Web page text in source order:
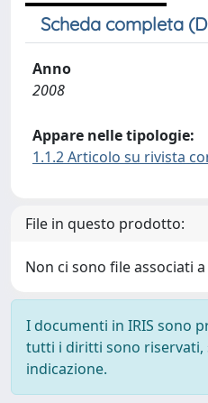
Scheda completa
Anno
2008
Appare nelle tipologie:
1.1.2 Articolo su rivista
File in questo prodotto:
Non ci sono file associati
I documenti in IRIS sono
tutti i diritti sono riservati,
indicazione.